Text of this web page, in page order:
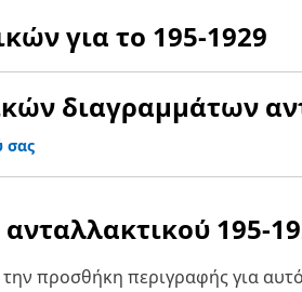
για το 195-1929
διαγραμμάτων
σας
195-
προσθήκη περιγραφής για